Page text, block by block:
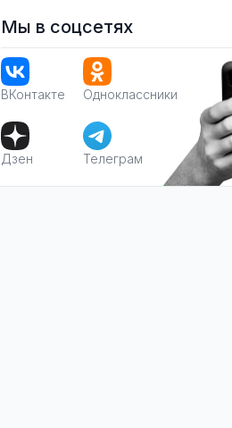
Мы в соцсетях
ВКонтакте Одноклассники
Дзен Телеграм